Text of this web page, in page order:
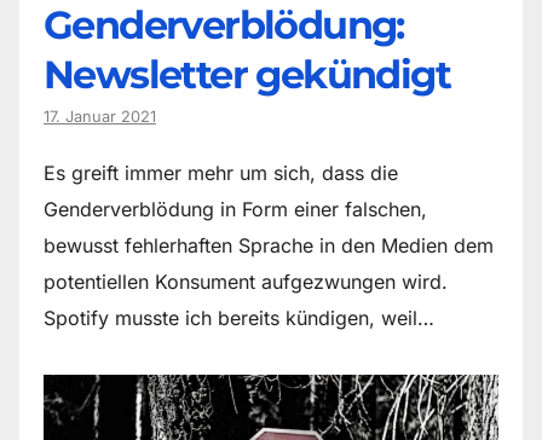
Genderverblödung:
Newsletter gekündigt
17. Januar 2021
Es greift immer mehr um sich, dass die
Genderverblödung in Form einer falschen,
bewusst fehlerhaften Sprache in den Medien dem
potentiellen Konsument aufgezwungen wird.
Spotify musste ich bereits kündigen, weil…